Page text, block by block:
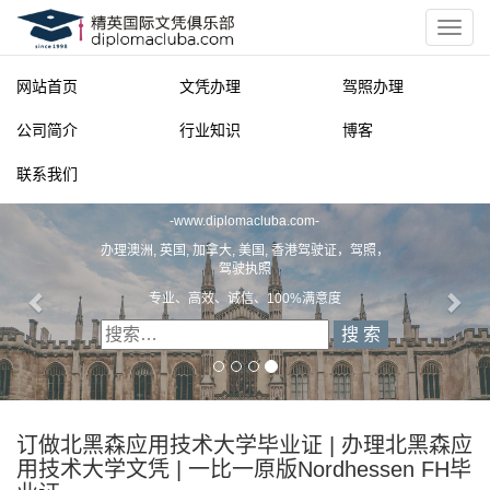
网站首页 文凭办理 驾照办理
公司简介 行业知识 博客
联系我们
www.diplomacluba.com-
办理澳洲, 英国, 加拿大, 美国, 香港驾驶证，驾照，
驾驶执照
专业、高效、诚信、100%满意度
订做北黑森应用技术大学毕业证 | 办理北黑森应
用技术大学文凭 | 一比一原版Nordhessen FH毕